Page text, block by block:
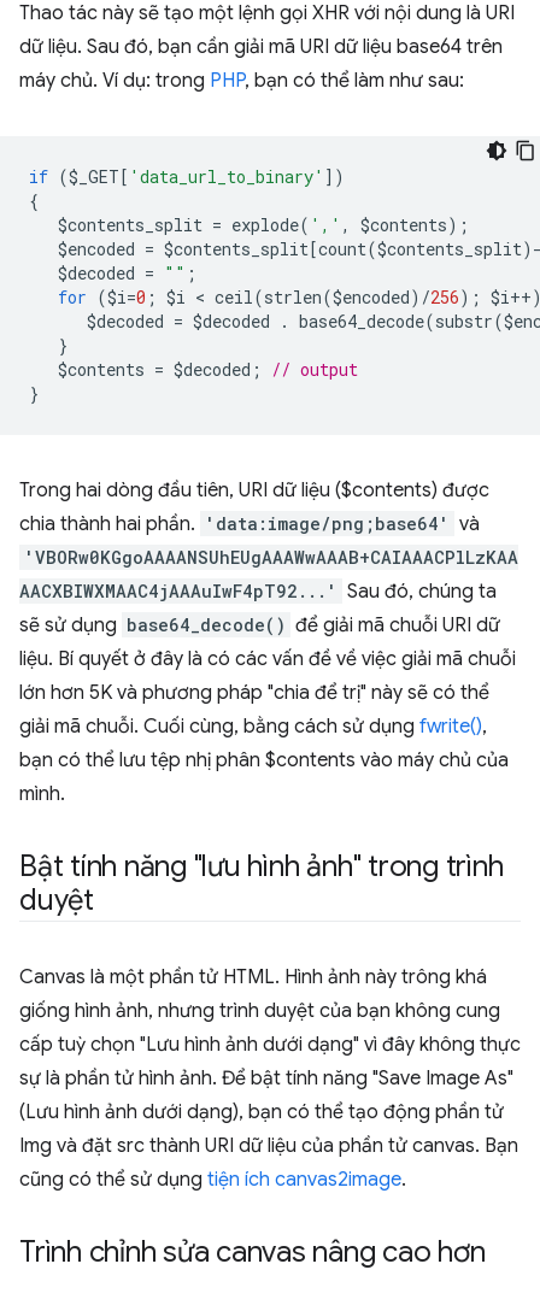
Thao tác này sẽ tạo một lệnh gọi XHR với nội dung là URI
dữ liệu. Sau đó, bạn cần giải mã URI dữ liệu base64 trên
máy chủ. Ví dụ: trong PHP, bạn có thể làm như sau:
if ($_GET[ 'data_url_to_binary' ])
{
$contents_split = explode( ',' , $contents);
$encoded = $contents_split[count($contents_split)
$decoded = "" ;
for ($i=0 ; $i < ceil(strlen($encoded) /256); $i++
$decoded = $decoded . base64_decode(substr(
}
$contents = $decoded ;
// output
}
Trong hai dòng đầu tiên, URI dữ liệu ($contents) được
chia thành hai phần.
'data:image/png;base64' và
'VBORw0KGgoAAAANSUhEUgAAAWwAAAB+CAIAAACPlLzKAA
AACXBIWXMAAC4jAAAuIwF4pT92...'
Sau đó, chúng ta
sẽ sử dụng base64_decode() để giải mã chuỗi URI dữ
liệu. Bí quyết ở đây là có các vấn đề về việc giải mã chuỗi
lớn hơn 5K và phương pháp "chia để trị" này sẽ có thể
giải mã chuỗi. Cuối cùng, bằng cách sử dụng fwrite(),
bạn có thể lưu tệp nhị phân $contents vào máy chủ của
mình.
Bật tính năng "lưu hình ảnh" trong trình
duyệt
Canvas là một phần tử HTML. Hình ảnh này trông khá
giống hình ảnh, nhưng trình duyệt của bạn không cung
cấp tuỳ chọn "Lưu hình ảnh dưới dạng" vì đây không thực
sự là phần tử hình ảnh. Để bật tính năng "Save Image As"
(Lưu hình ảnh dưới dạng), bạn có thể tạo động phần tử
Img và đặt src thành URI dữ liệu của phần tử canvas. Bạn
cũng có thể sử dụng tiện ích canvas2image.
Trình chỉnh sửa canvas nâng cao hơn